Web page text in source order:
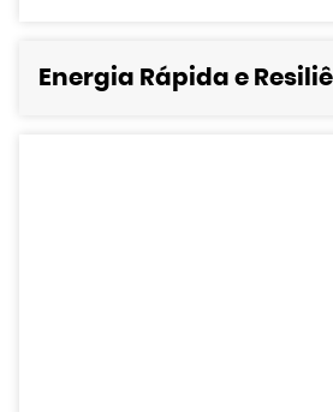
Energia Rápida e